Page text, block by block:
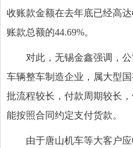
收账款金额在去年底已经高
账款总额的44.69%。
对此，无锡金鑫强调，公
车辆整车制造企业，属大型
批流程较长，付款周期较长
能按照合同约定支付货款。
由于唐山机车等大客户应